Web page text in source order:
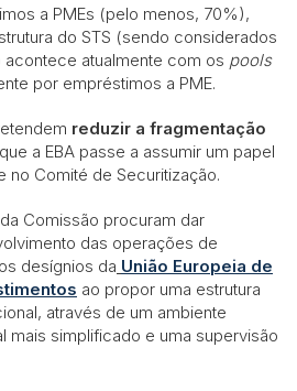
a PMEs (pelo menos, 70%),
do STS (sendo considerados
atualmente com os pools
por empréstimos a PME.
reduzir a fragmentação
a EBA passe a assumir um papel
no Comité de Securitização.
Comissão procuram dar
das operações de
desígnios da União Europeia de
ao propor uma estrutura
através de um ambiente
mais simplificado e uma supervisão